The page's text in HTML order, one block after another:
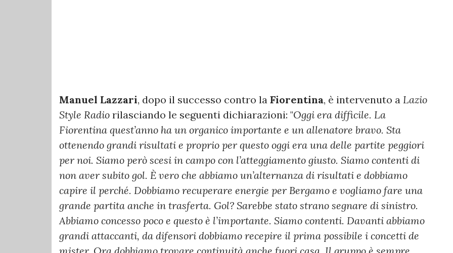
Manuel Lazzari, dopo il successo contro la Fiorentina, è intervenuto a Lazio
Style Radio rilasciando le seguenti dichiarazioni: "Oggi era difficile. La
Fiorentina quest’anno ha un organico importante e un allenatore bravo. Sta
ottenendo grandi risultati e proprio per questo oggi era una delle partite peggiori
per noi. Siamo però scesi in campo con l’atteggiamento giusto. Siamo contenti di
non aver subito gol. È vero che abbiamo un’alternanza di risultati e dobbiamo
capire il perché. Dobbiamo recuperare energie per Bergamo e vogliamo fare una
grande partita anche in trasferta. Gol? Sarebbe stato strano segnare di sinistro.
Abbiamo concesso poco e questo è l’importante. Siamo contenti. Davanti abbiamo
grandi attaccanti, da difensori dobbiamo recepire il prima possibile i concetti de